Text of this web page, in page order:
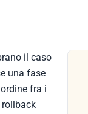
il caso
una fase
fra i
rollback